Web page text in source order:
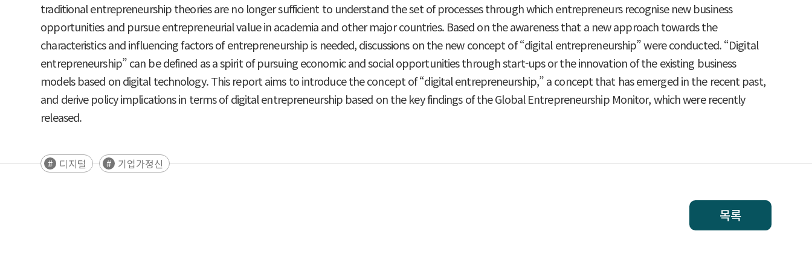
traditional entrepreneurship theories are no longer sufficient to understand the set of processes through which entrepreneurs recognise new business
opportunities and pursue entrepreneurial value in academia and other major countries. Based on the awareness that a new approach towards the
characteristics and influencing factors of entrepreneurship is needed, discussions on the new concept of “digital entrepreneurship” were conducted. “Digital
entrepreneurship” can be defined as a spirit of pursuing economic and social opportunities through start-ups or the innovation of the existing business
models based on digital technology. This report aims to introduce the concept of “digital entrepreneurship,” a concept that has emerged in the recent past,
and derive policy implications in terms of digital entrepreneurship based on the key findings of the Global Entrepreneurship Monitor, which were recently
released.
디지털 기업가정신
목록